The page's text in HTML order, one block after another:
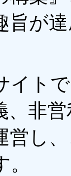
旨が
イト
、非
営し